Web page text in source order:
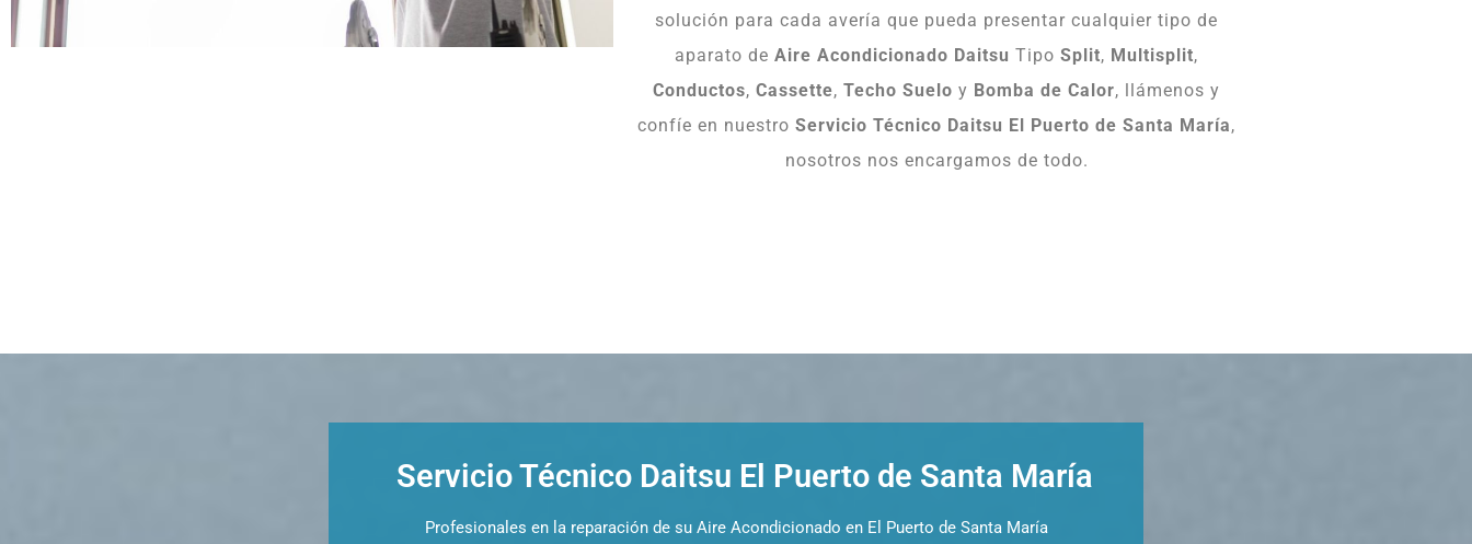
solución para cada avería que pueda presentar cualquier tipo de
aparato de Aire Acondicionado Daitsu Tipo Split, Multisplit,
Conductos, Cassette, Techo Suelo y Bomba de Calor, llámenos y
confíe en nuestro Servicio Técnico Daitsu El Puerto de Santa María,
nosotros nos encargamos de todo.
Servicio Técnico Daitsu El Puerto de Santa María
Profesionales en la reparación de su Aire Acondicionado en El Puerto de Santa María